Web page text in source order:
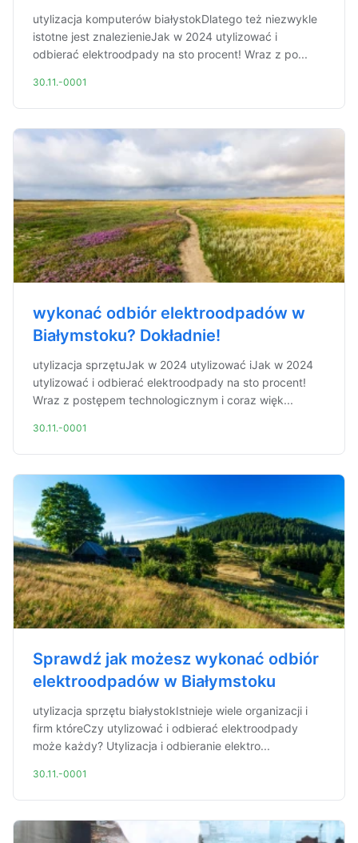
utylizacja komputerów białystokDlatego też niezwykle
istotne jest znalezienieJak w 2024 utylizować i
odbierać elektroodpady na sto procent! Wraz z po...
30.11.-0001
wykonać odbiór elektroodpadów w
Białymstoku? Dokładnie!
utylizacja sprzętuJak w 2024 utylizować iJak w 2024
utylizować i odbierać elektroodpady na sto procent!
Wraz z postępem technologicznym i coraz więk...
30.11.-0001
Sprawdź jak możesz wykonać odbiór
elektroodpadów w Białymstoku
utylizacja sprzętu białystokIstnieje wiele organizacji i
firm któreCzy utylizować i odbierać elektroodpady
może każdy? Utylizacja i odbieranie elektro...
30.11.-0001